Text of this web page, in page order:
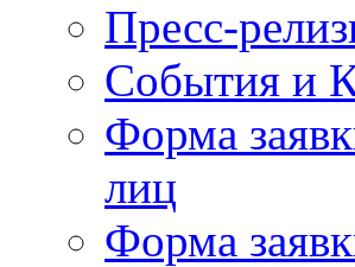
Пресс-
События и
Форма
лиц
Форма